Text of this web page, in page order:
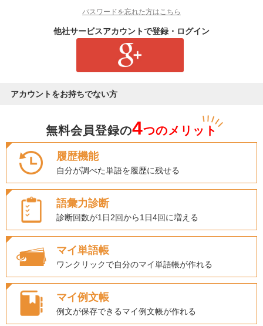
パスワードを忘れた方はこちら
他社サービスアカウントで登録・ログイン
アカウントをお持ちでない方
無料会員登録の4つのメリット
履歴機能
自分が調べた単語を履歴に残せる
語彙力診断
診断回数が1日2回から1日4回に増える
マイ単語帳
ワンクリックで自分のマイ単語帳が作れる
マイ例文帳
例文が保存できるマイ例文帳が作れる